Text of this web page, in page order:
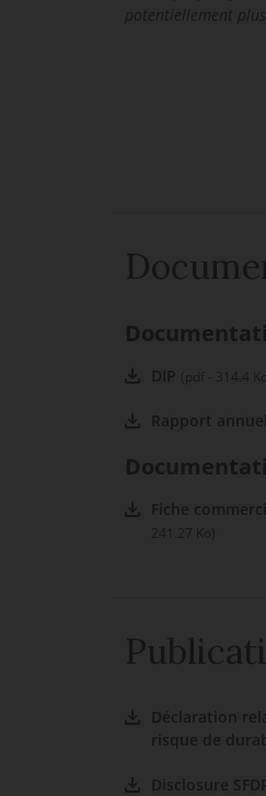
potentiellement
DIP (pdf - 314.4
Rapport annuel
Fiche
241.27 Ko)
Déclaration
risque de
Disclosure